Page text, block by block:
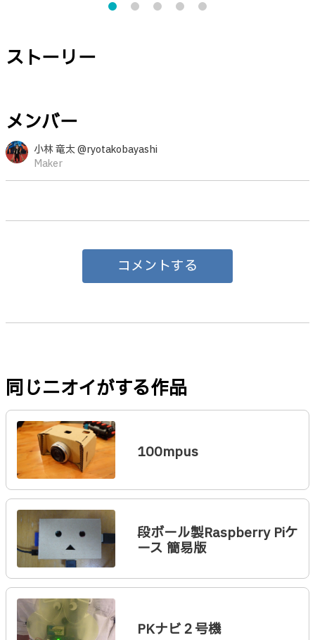
ストーリー
メンバー
小林 竜太 @ryotakobayashi
Maker
コメントする
同じニオイがする作品
100mpus
段ボール製Raspberry Piケ
ース 簡易版
PKナビ２号機